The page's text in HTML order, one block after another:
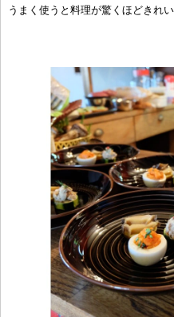
うまく使うと料理が驚くほどきれい